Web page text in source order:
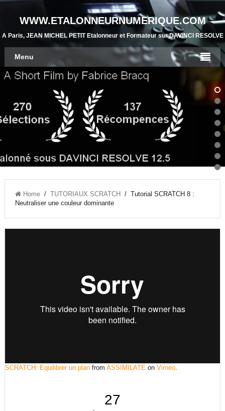
WWW.ETALONNEURNUMERIQUE.COM
A Paris, JEAN MICHEL PETIT Etalonneur et Formateur sur DAVINCI RESOLVE
Menu
Home/ TUTORIAUX SCRATCH
/ Tutorial SCRATCH 8 :
Neutraliser une couleur dominante
SCRATCH: Equilibrer un planfrom ASSIMILATE on Vimeo.
27